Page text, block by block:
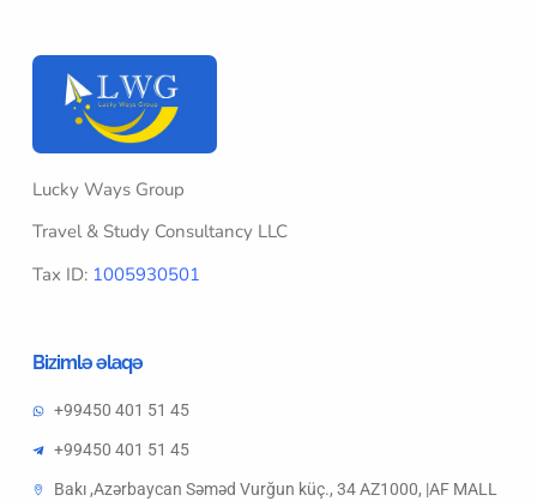
Lucky Ways Group
Travel & Study Consultancy LLC
Tax ID: 1005930501
Bizimlə əlaqə
+99450 401 51 45
+99450 401 51 45
Bakı ,Azərbaycan Səməd Vurğun küç., 34 AZ1000, |AF MALL